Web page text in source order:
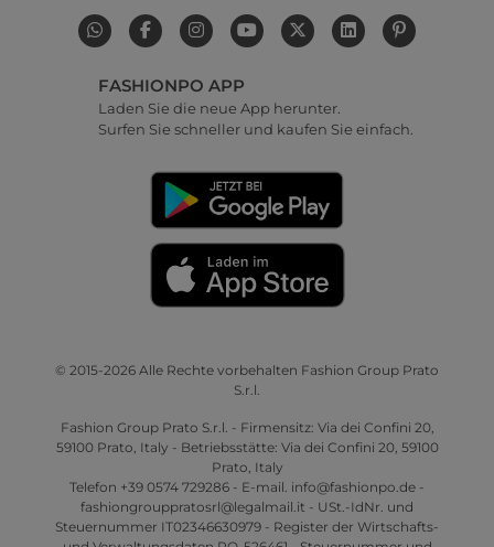
FASHIONPO APP
Laden Sie die neue App herunter.
Surfen Sie schneller und kaufen Sie einfach.
© 2015-2026 Alle Rechte vorbehalten Fashion Group Prato
S.r.l.
Fashion Group Prato S.r.l. - Firmensitz: Via dei Confini 20,
59100 Prato, Italy - Betriebsstätte: Via dei Confini 20, 59100
Prato, Italy
Telefon +39 0574 729286 - E-mail. info@fashionpo.de -
fashiongrouppratosrl@legalmail.it - USt.-IdNr. und
Steuernummer IT02346630979 - Register der Wirtschafts-